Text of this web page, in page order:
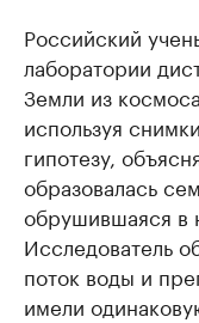
Российский
лаборатории
Земли из
используя
гипотезу,
образовалась
обрушившаяся в
Исследователь
поток воды и
имели